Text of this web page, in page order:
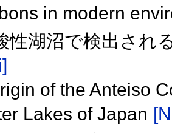
in modern
性湖沼で検出され
of the Anteiso
Lakes of Japan